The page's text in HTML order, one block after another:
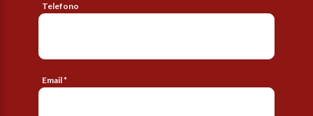
Telefono
Email *